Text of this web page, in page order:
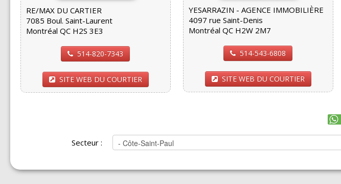
RE/MAX DU CARTIER
7085 Boul. Saint-Laurent
Montréal QC H2S 3E3
514-820-7343
SITE WEB DU COURTIER
YESARRAZIN - AGENCE IMMOBILIÈRE
4097 rue Saint-Denis
Montréal QC H2W 2M7
514-543-6808
SITE WEB DU COURTIER
Secteur :